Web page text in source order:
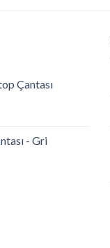
Çantası
- Gri